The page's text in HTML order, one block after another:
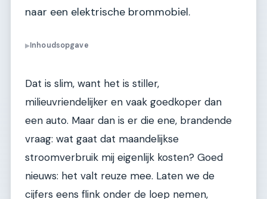
naar een elektrische brommobiel.
▶Inhoudsopgave
Dat is slim, want het is stiller,
milieuvriendelijker en vaak goedkoper dan
een auto. Maar dan is er die ene, brandende
vraag: wat gaat dat maandelijkse
stroomverbruik mij eigenlijk kosten? Goed
nieuws: het valt reuze mee. Laten we de
cijfers eens flink onder de loep nemen,